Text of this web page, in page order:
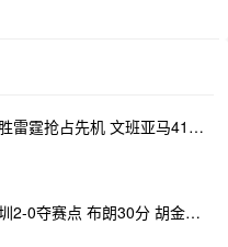
马刺双加时胜雷霆抢占先机 文班亚马41+24 哈珀24+11 亚历山大24+12
广厦力克深圳2-0夺赛点 布朗30分 胡金秋17+8 贺希宁18分